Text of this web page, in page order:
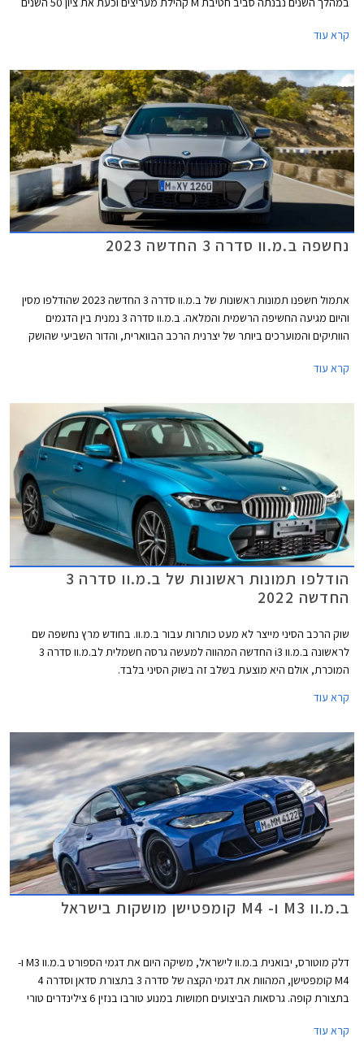
קרא עוד
נחשפה ב.מ.וו סדרה 3 החדשה 2023
אתמול חשפנו תמונות ראשונות של ב.מ.וו סדרה 3 החדשה 2023 שהודלפו מסין
והיום מגיעה החשיפה הרשמית והמלאה. ב.מ.וו סדרה 3 נמנית בין הדגמים
הוותיקים והמוערכים ביותר של יצרנית הרכב הבווארית, והדור השביעי שהושק
שתאפשר לו להמשיך להתמודד בכבוד עם המתחרות בסגמנט התחרותי.
קרא עוד
הודלפו תמונות ראשונות של ב.מ.וו סדרה 3
החדשה 2022
שוק הרכב הסיני מייצר לא מעט כותרות עבור ב.מ.וו. בחודש מרץ נחשפה שם
לראשונה ב.מ.וו i3 החדשה המהווה למעשה גרסה חשמלית לב.מ.וו סדרה 3
המוכרת, אולם היא מוצעת בשלב זה בשוק הסיני בלבד.
קרא עוד
ב.מ.וו M3 ו- M4 קומפטישן מושקות בישראל
דלק מוטורס, יבואנית ב.מ.וו לישראל, משיקה היום את דגמי הספורט ב.מ.וו M3 ו-
M4 קומפטישן, המהוות את דגמי הקצה של סדרה 3 בתצורת סדאן וסדרה 4
בתצורת קופה. גרסאות הביצועים חמושות במנוע טורבו בנזין 6 צילינדרים טורי
קרא עוד